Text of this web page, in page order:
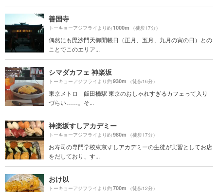
善国寺
トーキョーアジフライより約1000m （徒歩17分）
偶然にも毘沙門天御開帳日（正月、五月、九月の寅の日）との
ことでこのエリア...
シマダカフェ 神楽坂
トーキョーアジフライより約930m （徒歩16分）
東京メトロ 飯田橋駅 東京のおしゃれすぎるカフェって入り
づらい……。そ...
神楽坂すしアカデミー
トーキョーアジフライより約980m （徒歩17分）
お寿司の専門学校東京すしアカデミーの生徒が実習としてお店
をだしており、す...
おけ以
トーキョーアジフライより約700m （徒歩12分）